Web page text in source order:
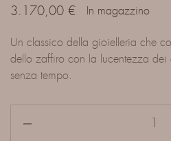
3.170,00 € In magazzino
Un classico della gioielleria che
dello zaffiro con la lucentezza dei
senza tempo.